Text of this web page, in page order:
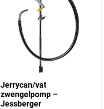
Jerrycan/vat
zwengelpomp –
Jessberger